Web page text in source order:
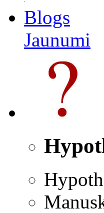
Blogs
Jaunumi